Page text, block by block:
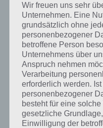
Das bietet die
Die Spiele App Schiffe
Mode und einen Classic Mode.
Variante, wo man die
platziert. Dabei gibt es Schiffe,
bis 4 Spielfelder. Diese
natürlich auch gedreht werden
dazwischen immer ein
Spielen werden die
Wir freuen uns sehr
Unternehmen. Eine
grundsätzlich ohne
personenbezogener
betroffene Person
Unternehmens über
Anspruch nehmen
Verarbeitung
erforderlich werden.
personenbezogener
besteht für eine
gesetzliche
Einwilligung der